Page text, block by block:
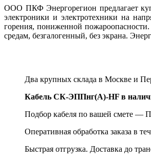
ООО ПКФ Энергорегион предлагает
электроники и электротехники на
горения, пониженной
средам, безгалогенный, без экрана.
Два крупных склада в Москве и
Кабель СК-ЭППнг(А)-HF в
Подбор кабеля по вашей смете —
Оперативная обработка заказа в
Быстрая отгрузка. Доставка до